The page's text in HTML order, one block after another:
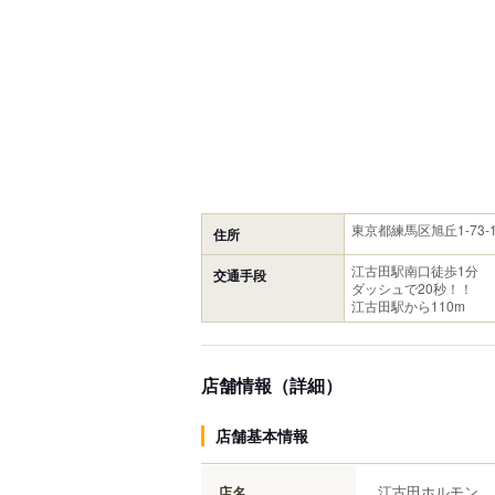
住所 東京都練馬区旭丘1-73-
交通手段
江古田駅南口徒歩1分
ダッシュで20秒！！
江古田駅から110m
店舗情報（詳細）
店舗基本情報